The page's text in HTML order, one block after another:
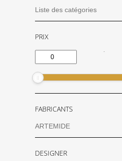
PRIX
-
FABRICANTS
DESIGNER